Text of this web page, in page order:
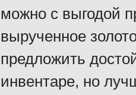
можно с выгодой
вырученное
предложить
инвентаре, но